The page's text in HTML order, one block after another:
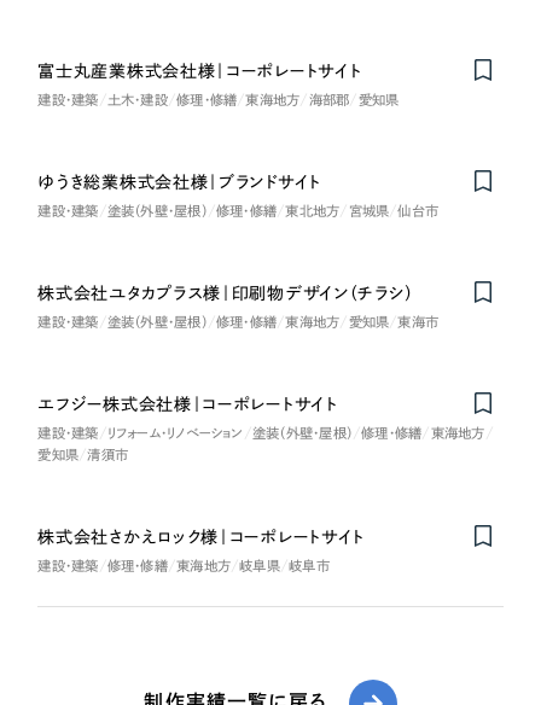
富士丸産業株式会社様｜コーポレートサイト
建設・建築 土木・建設 修理・修繕 東海地方 海部郡 愛知県
ゆうき総業株式会社様｜ブランドサイト
建設・建築 塗装（外壁・屋根） 修理・修繕 東北地方 宮城県 仙台市
株式会社ユタカプラス様｜印刷物デザイン（チラシ）
建設・建築 塗装（外壁・屋根） 修理・修繕 東海地方 愛知県 東海市
エフジー株式会社様｜コーポレートサイト
建設・建築 リフォーム・リノベーション 塗装（外壁・屋根） 修理・修繕
東海地方
愛知県
清須市
株式会社さかえロック様｜コーポレートサイト
建設・建築 修理・修繕 東海地方 岐阜県 岐阜市